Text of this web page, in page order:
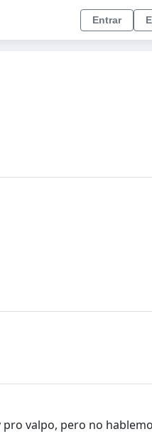
Entrar
valpo, pero no